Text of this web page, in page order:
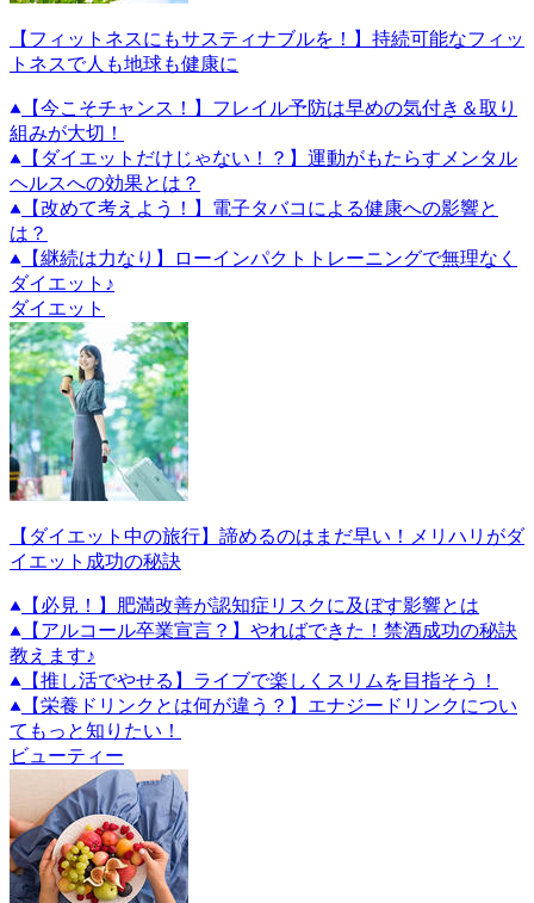
【フィットネスにもサスティナブルを！】持続可能なフィッ
トネスで人も地球も健康に
【今こそチャンス！】フレイル予防は早めの気付き＆取り
組みが大切！
【ダイエットだけじゃない！？】運動がもたらすメンタル
ヘルスへの効果とは？
【改めて考えよう！】電子タバコによる健康への影響と
は？
【継続は力なり】ローインパクトトレーニングで無理なく
ダイエット♪
ダイエット
【ダイエット中の旅行】諦めるのはまだ早い！メリハリがダ
イエット成功の秘訣
【必見！】肥満改善が認知症リスクに及ぼす影響とは
【アルコール卒業宣言？】やればできた！禁酒成功の秘訣
教えます♪
【推し活でやせる】ライブで楽しくスリムを目指そう！
【栄養ドリンクとは何が違う？】エナジードリンクについ
てもっと知りたい！
ビューティー